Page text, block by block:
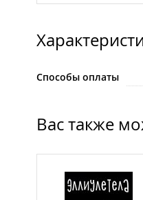
Способы оплаты
Вас также